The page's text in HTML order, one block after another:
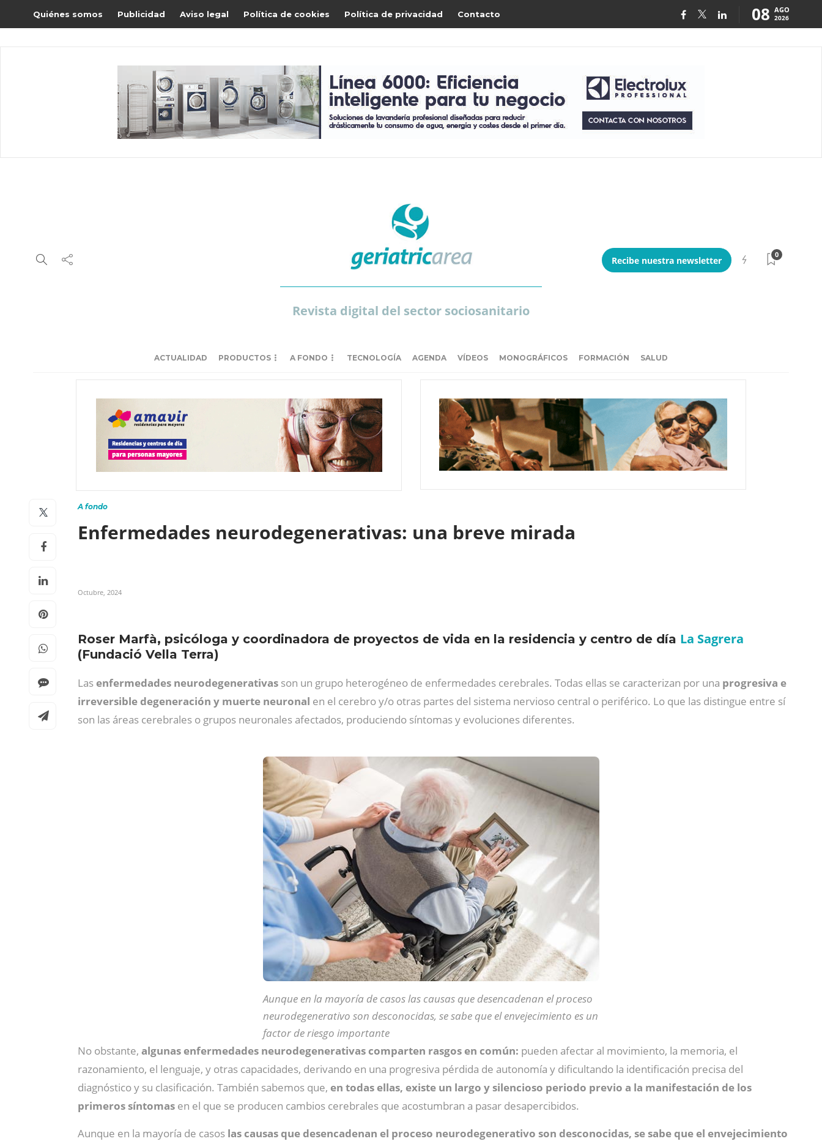
Quiénes somos Publicidad Aviso legal Política de cookies Política de privacidad Contacto 08 AGO
2026
Revista digital del sector sociosanitario
Recibe nuestra newsletter
0
ACTUALIDAD PRODUCTOS A FONDO TECNOLOGÍA AGENDA VÍDEOS MONOGRÁFICOS FORMACIÓN SALUD
A fondo
Enfermedades neurodegenerativas: una breve mirada
Octubre, 2024
Roser Marfà, psicóloga y coordinadora de proyectos de vida en la residencia y centro de día La Sagrera
(Fundació Vella Terra)
Lasenfermedades neurodegenerativas son un grupo heterogéneo de enfermedades cerebrales. Todas ellas se caracterizan por una progresiva e
irreversible degeneración y muerte neuronal en el cerebro y/o otras partes del sistema nervioso central o periférico. Lo que las distingue entre sí
son las áreas cerebrales o grupos neuronales afectados, produciendo síntomas y evoluciones diferentes.
Aunque en la mayoría de casos las causas que desencadenan el proceso
neurodegenerativo son desconocidas, se sabe que el envejecimiento es un
factor de riesgo importante
No obstante, algunas enfermedades neurodegenerativas comparten rasgos en común: pueden afectar al movimiento, la memoria, el
razonamiento, el lenguaje, y otras capacidades, derivando en una progresiva pérdida de autonomía y dificultando la identificación precisa del
diagnóstico y su clasificación. También sabemos que, en todas ellas, existe un largo y silencioso periodo previo a la manifestación de los
primeros síntomas en el que se producen cambios cerebrales que acostumbran a pasar desapercibidos.
Aunque en la mayoría de casos las causas que desencadenan el proceso neurodegenerativo son desconocidas, se sabe que el envejecimiento